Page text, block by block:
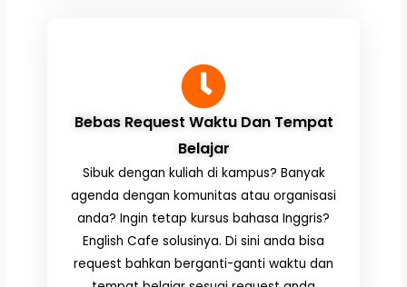
Bebas Request Waktu Dan Tempat
Belajar
Sibuk dengan kuliah di kampus? Banyak
agenda dengan komunitas atau organisasi
anda? Ingin tetap kursus bahasa Inggris?
English Cafe solusinya. Di sini anda bisa
request bahkan berganti-ganti waktu dan